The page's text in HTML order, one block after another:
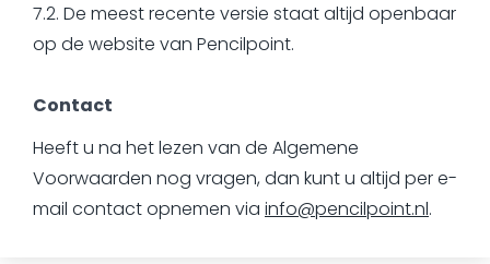
7.2. De meest recente versie staat altijd openbaar
op de website van Pencilpoint.
Contact
Heeft u na het lezen van de Algemene
Voorwaarden nog vragen, dan kunt u altijd per e-
mail contact opnemen via info@pencilpoint.nl.